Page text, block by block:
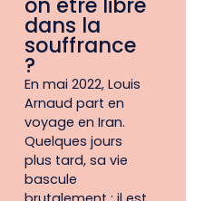
dans la
souffrance
?
En mai 2022, Louis
Arnaud part en
voyage en Iran.
Quelques jours
plus tard, sa vie
bascule